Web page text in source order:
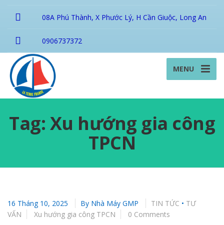
08A Phú Thành, X Phước Lý, H Cần Giuộc, Long An
0906737372
MENU
Tag: Xu hướng gia công
TPCN
16 Tháng 10, 2025 By Nhà Máy GMP TIN TỨC • TƯ
VẤN
Xu hướng gia công TPCN 0 Comments